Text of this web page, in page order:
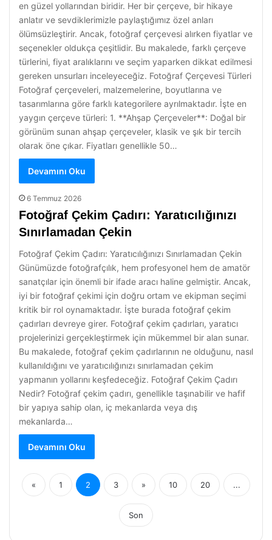
en güzel yollarından biridir. Her bir çerçeve, bir hikaye
anlatır ve sevdiklerimizle paylaştığımız özel anları
ölümsüzleştirir. Ancak, fotoğraf çerçevesi alırken fiyatlar ve
seçenekler oldukça çeşitlidir. Bu makalede, farklı çerçeve
türlerini, fiyat aralıklarını ve seçim yaparken dikkat edilmesi
gereken unsurları inceleyeceğiz. Fotoğraf Çerçevesi Türleri
Fotoğraf çerçeveleri, malzemelerine, boyutlarına ve
tasarımlarına göre farklı kategorilere ayrılmaktadır. İşte en
yaygın çerçeve türleri: 1. **Ahşap Çerçeveler**: Doğal bir
görünüm sunan ahşap çerçeveler, klasik ve şık bir tercih
olarak öne çıkar. Fiyatları genellikle 50…
Devamını Oku
6 Temmuz 2026
Fotoğraf Çekim Çadırı: Yaratıcılığınızı
Sınırlamadan Çekin
Fotoğraf Çekim Çadırı: Yaratıcılığınızı Sınırlamadan Çekin
Günümüzde fotoğrafçılık, hem profesyonel hem de amatör
sanatçılar için önemli bir ifade aracı haline gelmiştir. Ancak,
iyi bir fotoğraf çekimi için doğru ortam ve ekipman seçimi
kritik bir rol oynamaktadır. İşte burada fotoğraf çekim
çadırları devreye girer. Fotoğraf çekim çadırları, yaratıcı
projelerinizi gerçekleştirmek için mükemmel bir alan sunar.
Bu makalede, fotoğraf çekim çadırlarının ne olduğunu, nasıl
kullanıldığını ve yaratıcılığınızı sınırlamadan çekim
yapmanın yollarını keşfedeceğiz. Fotoğraf Çekim Çadırı
Nedir? Fotoğraf çekim çadırı, genellikle taşınabilir ve hafif
bir yapıya sahip olan, iç mekanlarda veya dış
mekanlarda…
Devamını Oku
« 1 2 3 » 10 20 ...
Son